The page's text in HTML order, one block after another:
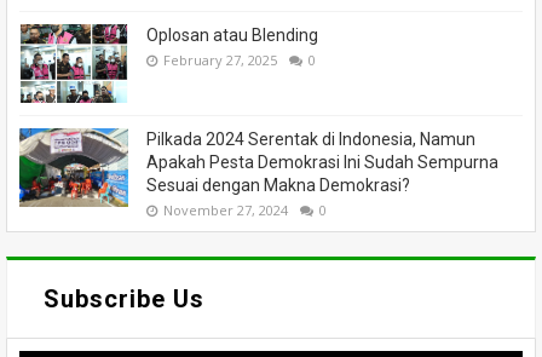
Oplosan atau Blending
February 27, 2025 0
Pilkada 2024 Serentak di Indonesia, Namun
Apakah Pesta Demokrasi Ini Sudah Sempurna
Sesuai dengan Makna Demokrasi?
November 27, 2024 0
Subscribe Us